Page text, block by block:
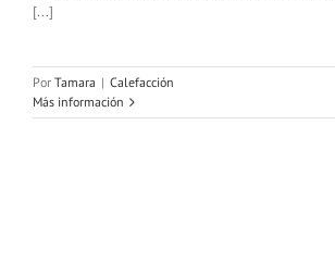
[...]
Por Tamara | Calefacción
Más información